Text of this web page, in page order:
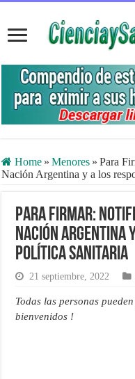
Home » Menores » Para
Nación Argentina y a los
Para Firmar:
Nación Argentina
política sanitaria
21 septiembre, 2022
Todas las personas
bienvenidos !